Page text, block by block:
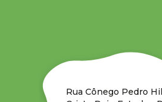
Rua Cônego Pedro